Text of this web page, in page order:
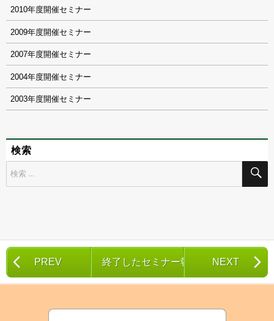
2010
2009
2007
2004
2003
検索
PREV 終了したセミナー報告一覧NEXT